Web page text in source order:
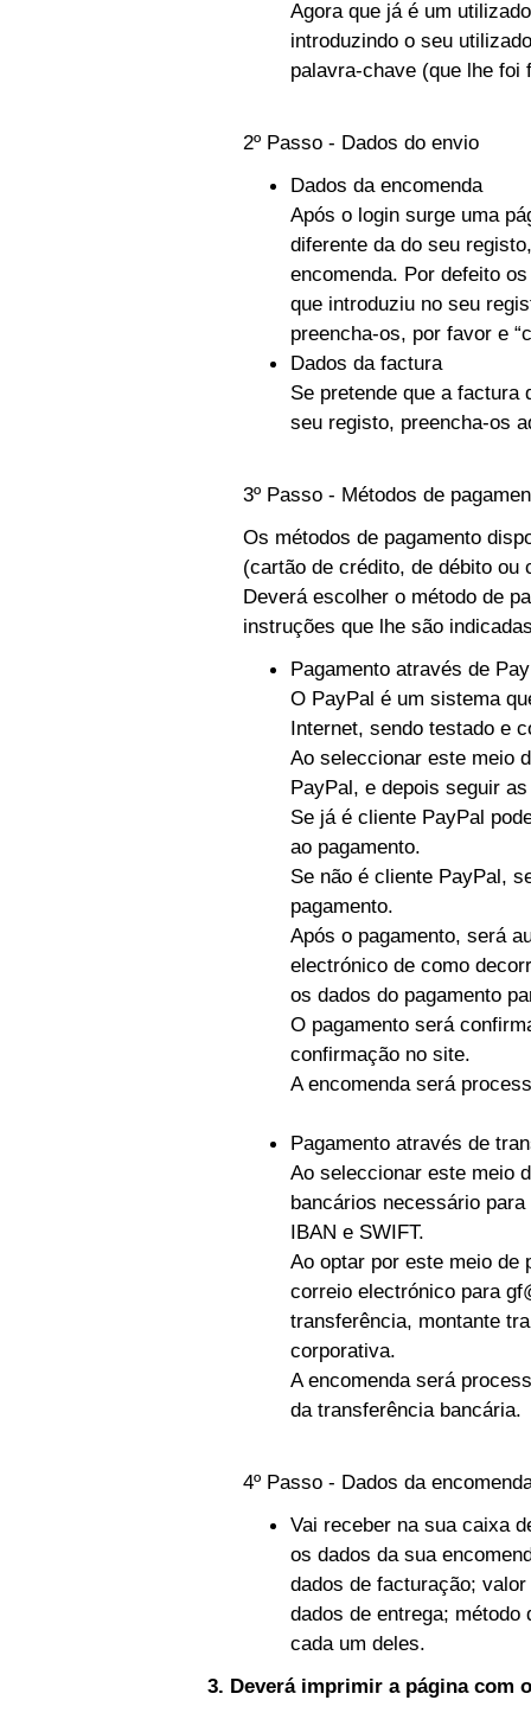
Agora que já é um
introduzindo o seu
palavra-chave (que lhe foi
2º Passo - Dados do envio
Dados da encomenda
Após o login surge uma
diferente da do seu
encomenda. Por defeito
que introduziu no seu
preencha-os, por favor e
Dados da factura
Se pretende que a factura
seu registo, preencha-os
3º Passo - Métodos de
Os métodos de pagamento
(cartão de crédito, de débito ou
Deverá escolher o método de
instruções que lhe são
Pagamento através de
O PayPal é um sistema
Internet, sendo testado e
Ao seleccionar este meio
PayPal, e depois seguir
Se já é cliente PayPal
ao pagamento.
Se não é cliente PayPal,
pagamento.
Após o pagamento, será
electrónico de como
os dados do pagamento
O pagamento será
confirmação no site.
A encomenda será
Pagamento através de
Ao seleccionar este meio
bancários necessário
IBAN e SWIFT.
Ao optar por este meio de
correio electrónico para
transferência, montante
corporativa.
A encomenda será
da transferência bancária.
4º Passo - Dados da
Vai receber na sua caixa
os dados da sua
dados de facturação;
dados de entrega; método
cada um deles.
3. Deverá imprimir a página com